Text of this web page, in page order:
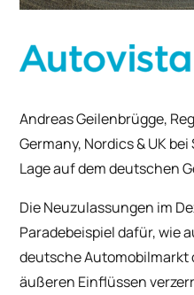
Andreas Geilenbrügge,
Germany, Nordics & UK
Lage auf dem deutschen
Die Neuzulassungen im
Paradebeispiel dafür, wie
deutsche Automobilmarkt
äußeren Einflüssen